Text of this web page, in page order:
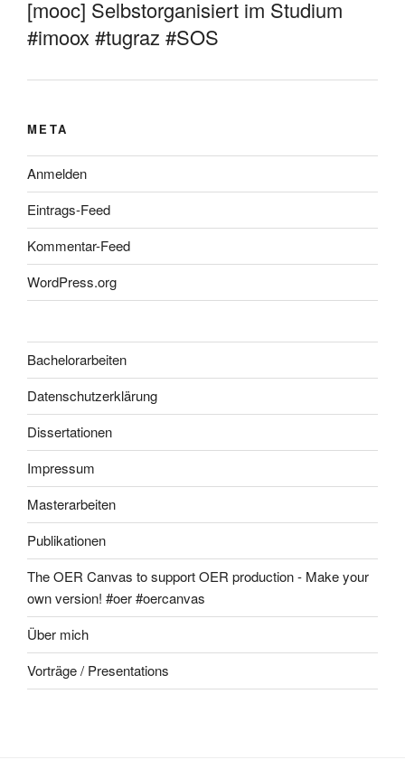
[mooc] Selbstorganisiert im Studium
#imoox #tugraz #SOS
META
Anmelden
Eintrags-Feed
Kommentar-Feed
WordPress.org
Bachelorarbeiten
Datenschutzerklärung
Dissertationen
Impressum
Masterarbeiten
Publikationen
The OER Canvas to support OER production - Make your
own version! #oer #oercanvas
Über mich
Vorträge / Presentations